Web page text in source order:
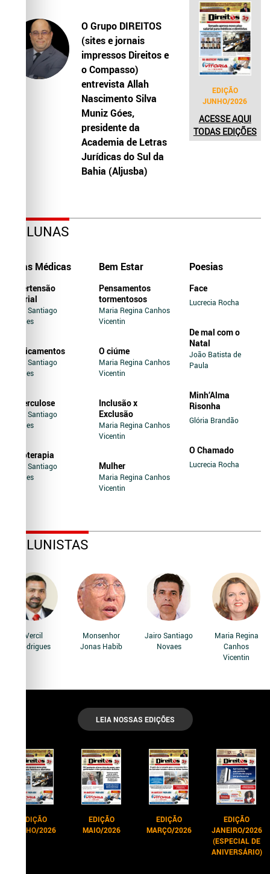
O Grupo DIREITOS
(sites e jornais
impressos Direitos e
o Compasso)
entrevista Allah
Nascimento Silva
Muniz Góes,
presidente da
Academia de Letras
Jurídicas do Sul da
Bahia (Aljusba)
EDIÇÃO
JUNHO/2026
ACESSE AQUI
TODAS EDIÇÕES
COLUNAS
Dicas Médicas
Hipertensão
Arterial
Jairo Santiago
Novaes
Medicamentos
Jairo Santiago
Novaes
Tuberculose
Jairo Santiago
Novaes
Soroterapia
Jairo Santiago
Novaes
Bem Estar
Pensamentos
tormentosos
Maria Regina Canhos
Vicentin
O ciúme
Maria Regina Canhos
Vicentin
Inclusão x
Exclusão
Maria Regina Canhos
Vicentin
Mulher
Maria Regina Canhos
Vicentin
Poesias
Face
Lucrecia Rocha
De mal com o
Natal
João Batista de
Paula
Minh’Alma
Risonha
Glória Brandão
O Chamado
Lucrecia Rocha
COLUNISTAS
Vercil
Rodrigues
Monsenhor
Jonas Habib
Jairo Santiago
Novaes
Maria Regina
Canhos
Vicentin
LEIA NOSSAS EDIÇÕES
EDIÇÃO
JUNHO/2026
EDIÇÃO
MAIO/2026
EDIÇÃO
MARÇO/2026
EDIÇÃO
JANEIRO/2026
(ESPECIAL DE
ANIVERSÁRIO)